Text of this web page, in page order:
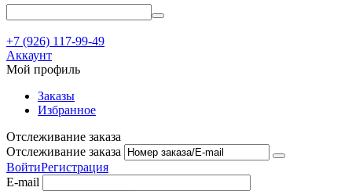
+7 (926) 117-99-49
Аккаунт
Мой профиль
Заказы
Избранное
Отслеживание заказа
Отслеживание заказа
ВойтиРегистрация
E-mail